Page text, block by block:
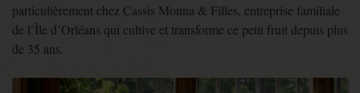
particulièrement chez Cassis Monna & Filles, entreprise familiale
de l’Île d’Orléans qui cultive et transforme ce petit fruit depuis plus
de 35 ans.